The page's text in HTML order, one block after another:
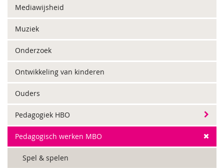
Mediawijsheid
Muziek
Onderzoek
Ontwikkeling van kinderen
Ouders
Pedagogiek HBO
Pedagogisch werken MBO
Spel & spelen